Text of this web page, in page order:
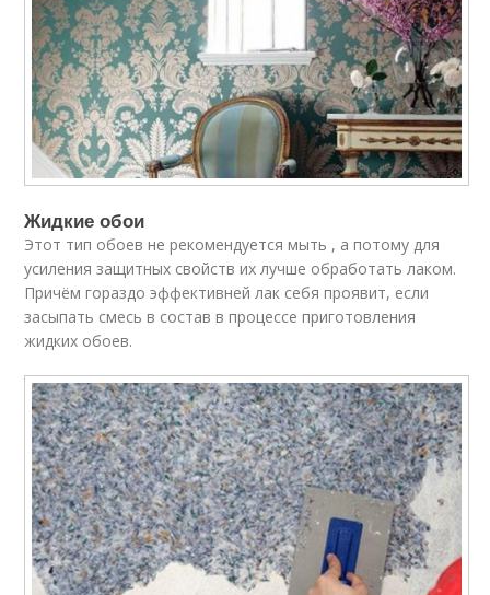
Жидкие обои
Этот тип обоев не рекомендуется мыть , а потому для
усиления защитных свойств их лучше обработать лаком.
Причём гораздо эффективней лак себя проявит, если
засыпать смесь в состав в процессе приготовления
жидких обоев.